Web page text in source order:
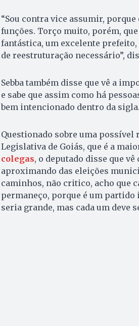
“Sou contra vice assumir,
funções. Torço muito, porém,
fantástica, um excelente
de reestruturação necessário”,
Sebba também disse que vê a
e sabe que assim como há
bem intencionado dentro da sigla.
Questionado sobre uma possível
Legislativa de Goiás, que é a
colegas, o deputado disse que
aproximando das eleições
caminhos, não critico, acho que
permaneço, porque é um partido
seria grande, mas cada um deve